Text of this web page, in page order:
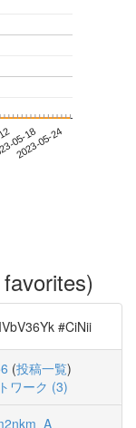
05-18
2023-05-24
#CiNii
(投稿一覧)
ワーク (3)